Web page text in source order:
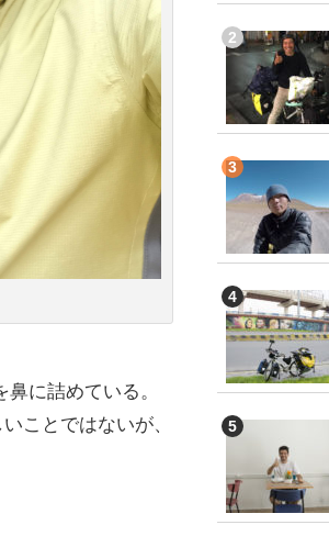
に詰めている。
ことではないが、